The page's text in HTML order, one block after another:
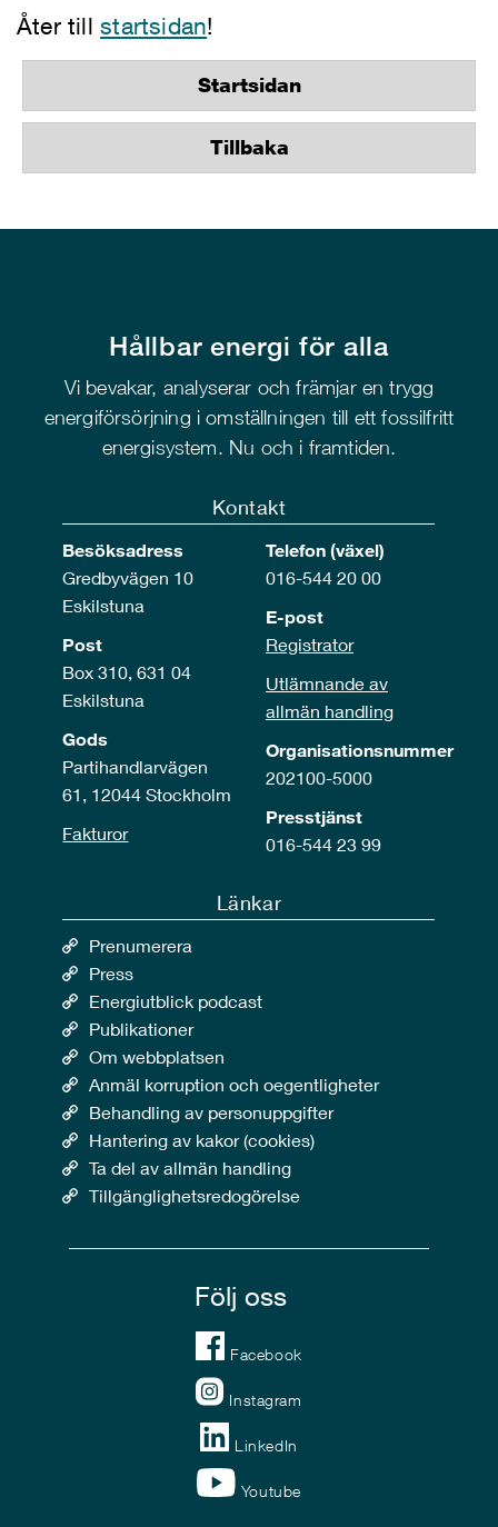
Åter tillstartsidan!
Startsidan
Tillbaka
Hållbar energi för alla
Vi bevakar, analyserar och främjar en trygg
energiförsörjning i omställningen till ett fossilfritt
energisystem. Nu och i framtiden.
Kontakt
Besöksadress
Gredbyvägen 10
Eskilstuna
Post
Box 310, 631 04
Eskilstuna
Gods
Partihandlarvägen
61, 12044 Stockholm
Fakturor
Telefon (växel)
016-544 20 00
E-post
Registrator
Utlämnande av
allmän handling
Organisationsnummer
202100-5000
Presstjänst
016-544 23 99
Länkar
Prenumerera
Press
Energiutblick podcast
Publikationer
Om webbplatsen
Anmäl korruption och oegentligheter
Behandling av personuppgifter
Hantering av kakor (cookies)
Ta del av allmän handling
Tillgänglighetsredogörelse
Följ oss
Facebook
Instagram
LinkedIn
Youtube